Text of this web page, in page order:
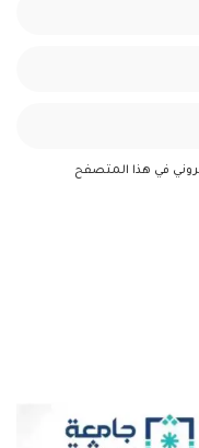
في هذا المتصفح